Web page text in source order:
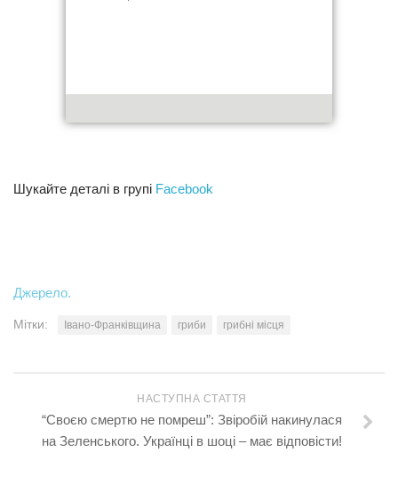
Шукайте деталі в групі Facebook
Джерело.
Мітки: Івано-Франківщина гриби грибні місця
НАСТУПНА СТАТТЯ
“Своєю смертю не помреш”: Звіробій накинулася
на Зеленського. Українці в шоці – має відповісти!